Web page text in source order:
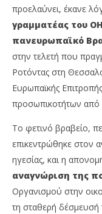
4ο Βραβείο
διαφορές μας,
Guterres
12/11/2023
pressroom
προελαύνει, έκανε
γραμματέας του
πανευρωπαϊκό
στην τελετή που
Ροτόντας στη
Ευρωπαϊκής
προσωπικοτήτων από
Το φετινό βραβείο,
επικεντρώθηκε στον
ηγεσίας, και η
αναγνώριση της
Οργανισμού στην
τη σταθερή δέσμευσή